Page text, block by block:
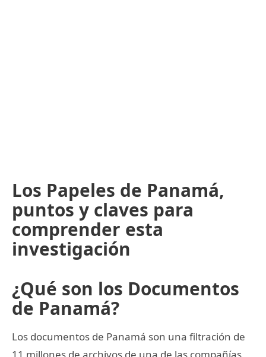
Los Papeles de Panamá,
puntos y claves para
comprender esta
investigación
¿Qué son los Documentos
de Panamá?
Los documentos de Panamá son una filtración de